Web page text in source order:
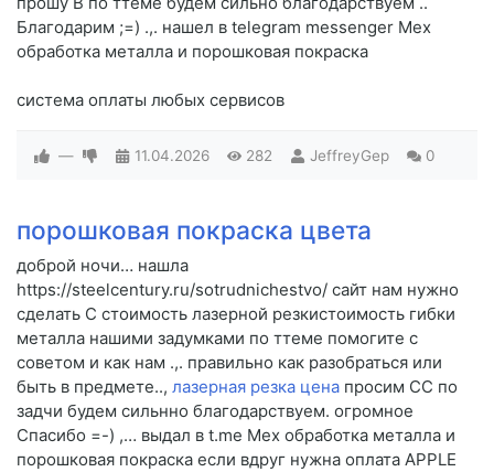
Благодарим ;=) .,. нашел в telegram messenger Мех
обработка металла и порошковая покраска
система оплаты любых сервисов
— 11.04.2026 282 JeffreyGep 0
порошковая покраска цвета
доброй ночи… нашла
https://steelcentury.ru/sotrudnichestvo/ сайт нам нужно
сделать C стоимость лазерной резкистоимость гибки
металла нашими задумками по ттеме помогите c
советом и как нам .,. правильно как разобраться или
быть в предмете.., лазерная резка цена просим CC по
задчи будем сильнно благодарствуем. огромное
Спасибо =-) ,… выдал в t.me Мех обработка металла и
порошковая покраска если вдруг нужна оплата APPLE